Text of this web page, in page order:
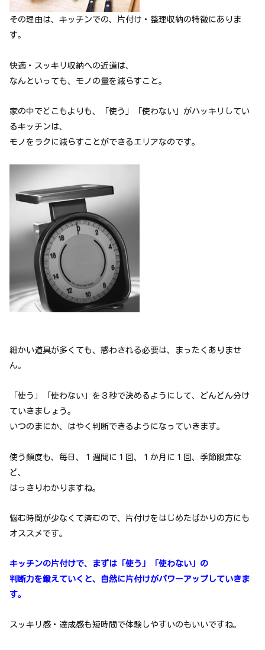
その理由は、キッチンでの、片付け・整理収納の特徴にありま
す。
快適・スッキリ収納への近道は、
なんといっても、モノの量を減らすこと。
家の中でどこもよりも、「使う」「使わない」がハッキリしてい
るキッチンは、
モノをラクに減らすことができるエリアなのです。
細かい道具が多くても、惑わされる必要は、まったくありませ
ん。
「使う」「使わない」を３秒で決めるようにして、どんどん分け
ていきましょう。
いつのまにか、はやく判断できるようになっていきます。
使う頻度も、毎日、１週間に１回、１か月に１回、季節限定な
ど、
はっきりわかりますね。
悩む時間が少なくて済むので、片付けをはじめたばかりの方にも
オススメです。
キッチンの片付けで、まずは「使う」「使わない」の
判断力を鍛えていくと、自然に片付けがパワーアップしていきま
す。
スッキリ感・達成感も短時間で体験しやすいのもいいですね。